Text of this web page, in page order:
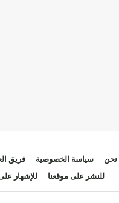
سياسة الخصوصية فريق
للنشر على موقعنا
للإشهار